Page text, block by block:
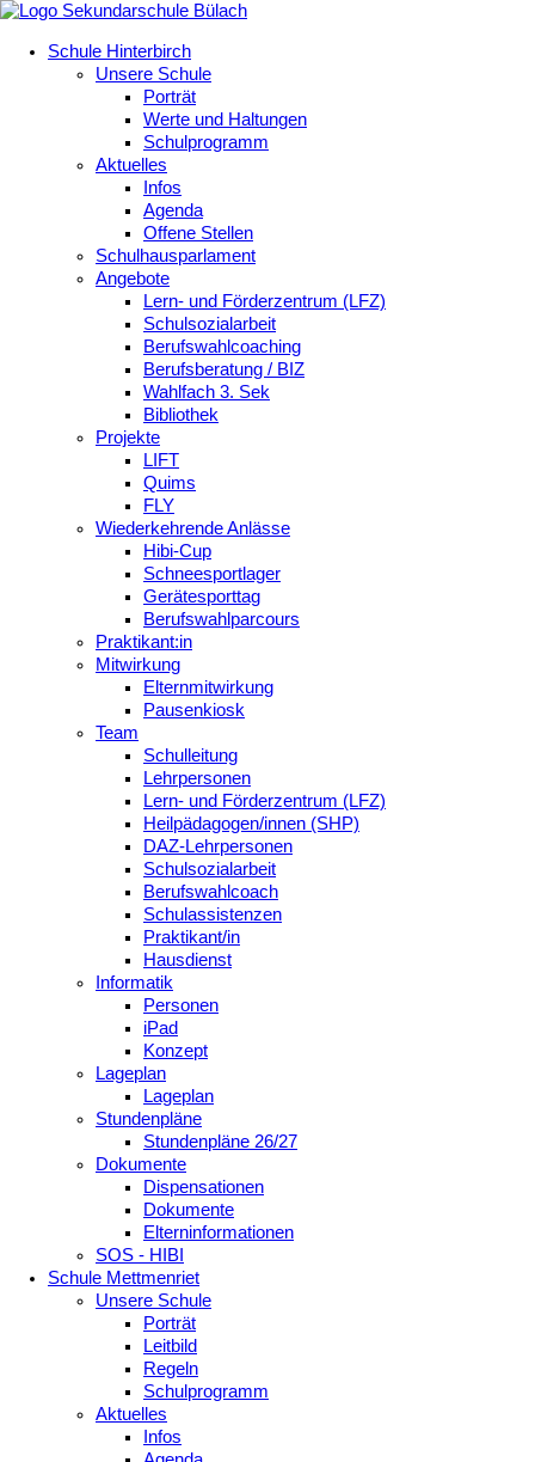
Schule Hinterbirch
Unsere Schule
Porträt
Werte und Haltungen
Schulprogramm
Aktuelles
Infos
Agenda
Offene Stellen
Schulhausparlament
Angebote
Lern- und Förderzentrum (LFZ)
Schulsozialarbeit
Berufswahlcoaching
Berufsberatung / BIZ
Wahlfach 3. Sek
Bibliothek
Projekte
LIFT
Quims
FLY
Wiederkehrende Anlässe
Hibi-Cup
Schneesportlager
Gerätesporttag
Berufswahlparcours
Praktikant:in
Mitwirkung
Elternmitwirkung
Pausenkiosk
Team
Schulleitung
Lehrpersonen
Lern- und Förderzentrum (LFZ)
Heilpädagogen/innen (SHP)
DAZ-Lehrpersonen
Schulsozialarbeit
Berufswahlcoach
Schulassistenzen
Praktikant/in
Hausdienst
Informatik
Personen
iPad
Konzept
Lageplan
Lageplan
Stundenpläne
Stundenpläne 26/27
Dokumente
Dispensationen
Dokumente
Elterninformationen
SOS - HIBI
Schule Mettmenriet
Unsere Schule
Porträt
Leitbild
Regeln
Schulprogramm
Aktuelles
Infos